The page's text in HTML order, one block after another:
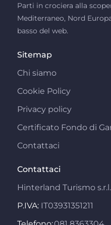
Parti in crociera alla
Mediterraneo, Nord
basso del web.
Sitemap
Chi siamo
Cookie Policy
Privacy policy
Certificato Fondo di
Contattaci
Contattaci
Hinterland Turismo s.r.l.
P.IVA: IT03931351211